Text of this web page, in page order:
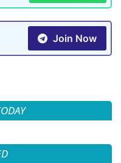
Join Now